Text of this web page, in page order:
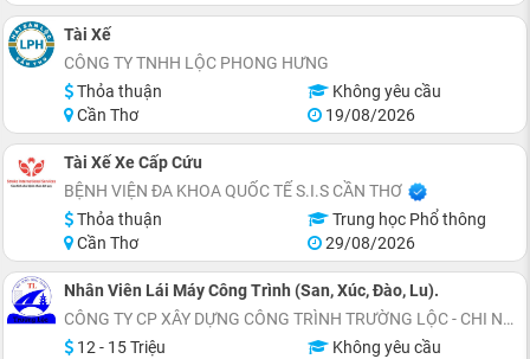
Tài Xế
CÔNG TY TNHH LỘC PHONG HƯNG
Thỏa thuận
Không yêu cầu
Cần Thơ
19/08/2026
Tài Xế Xe Cấp Cứu
BỆNH VIỆN ĐA KHOA QUỐC TẾ S.I.S CẦN THƠ
Thỏa thuận
Trung học Phổ thông
Cần Thơ
29/08/2026
Nhân Viên Lái Máy Công Trình (San, Xúc, Đào, Lu).
CÔNG TY CP XÂY DỰNG CÔNG TRÌNH TRƯỜNG LỘC - CHI NHÁNH CẦN THƠ
12 - 15 Triệu
Không yêu cầu